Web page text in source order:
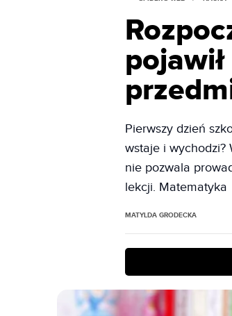
Pierwszy dzień
wstaje i wychodzi?
nie pozwala
lekcji. Matematyka
MATYLDA GRODECKA